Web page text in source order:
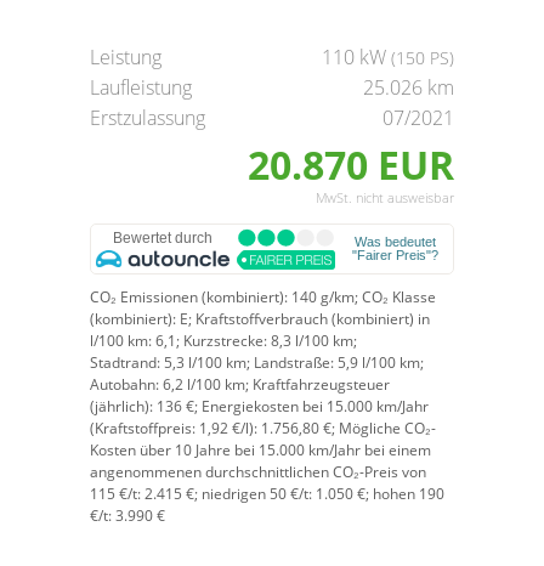
Leistung 110 kW (150 PS)
Laufleistung
25.026 km
Erstzulassung
07/2021
20.870 EUR
MwSt. nicht ausweisbar
CO₂ Emissionen (kombiniert): 140 g/km;CO₂ Klasse
(kombiniert): E; Kraftstoffverbrauch (kombiniert) in
l/100 km:6,1; Kurzstrecke:8,3 l/100 km;
Stadtrand: 5,3 l/100 km; Landstraße: 5,9 l/100 km;
Autobahn:6,2 l/100 km; Kraftfahrzeugsteuer
(jährlich): 136 €; Energiekosten bei 15.000 km/Jahr
(Kraftstoffpreis: 1,92€/l): 1.756,80 €; Mögliche CO₂-
Kosten über 10 Jahre bei 15.000 km/Jahr bei einem
angenommenen durchschnittlichen CO₂-Preis von
115 €/t:2.415 €; niedrigen 50 €/t: 1.050 €; hohen 190
€/t: 3.990 €